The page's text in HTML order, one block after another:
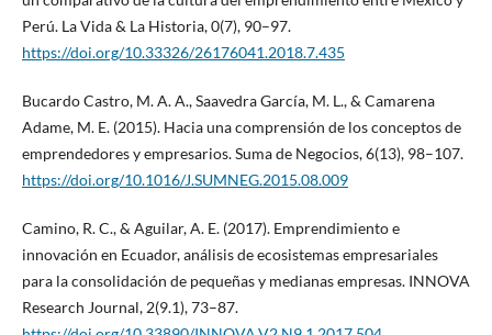
Perú. La Vida & La Historia, 0(7), 90–97.
https://doi.org/10.33326/26176041.2018.7.435
Bucardo Castro, M. A. A., Saavedra García, M. L., & Camarena
Adame, M. E. (2015). Hacia una comprensión de los conceptos de
emprendedores y empresarios. Suma de Negocios, 6(13), 98–107.
https://doi.org/10.1016/J.SUMNEG.2015.08.009
Camino, R. C., & Aguilar, A. E. (2017). Emprendimiento e
innovación en Ecuador, análisis de ecosistemas empresariales
para la consolidación de pequeñas y medianas empresas. INNOVA
Research Journal, 2(9.1), 73–87.